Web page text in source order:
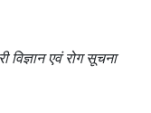
विज्ञान एवं रोग सूचना